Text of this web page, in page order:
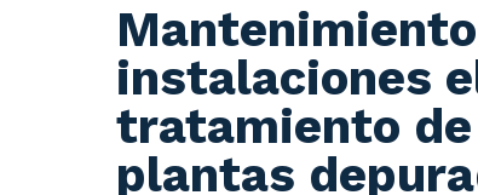
instalaciones
tratamiento de
plantas